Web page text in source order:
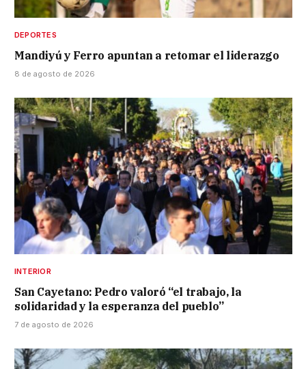
DEPORTES
Mandiyú y Ferro apuntan a retomar el liderazgo
8 de agosto de 2026
INTERIOR
San Cayetano: Pedro valoró “el trabajo, la
solidaridad y la esperanza del pueblo”
7 de agosto de 2026